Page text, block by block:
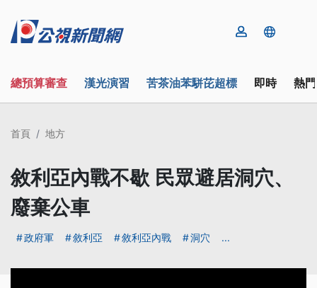
總預算審查 漢光演習 苦茶油苯駢芘超標 即時 熱
首頁 地方
敘利亞內戰不歇 民眾避居洞穴、
廢棄公車
政府軍 敘利亞 敘利亞內戰 洞穴 ...